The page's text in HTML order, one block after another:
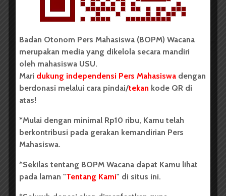
Redaksi 2 menit waktu baca
BERITA KAMPUS
BPDP Sosialisasikan Lomba Riset
Mahasiswa 2026, Dorong Inovasi
Penelitian dalam Sektor
Perkebunan
Redaksi 2 menit waktu baca
Badan Otonom Pers Mahasiswa (BOPM) Wacana
merupakan media yang dikelola secara mandiri
oleh mahasiswa USU.
Mari dukung independensi Pers Mahasiswa dengan
berdonasi melalui cara pindai/tekan kode QR di
atas!
*Mulai dengan minimal Rp10 ribu, Kamu telah
berkontribusi pada gerakan kemandirian Pers
Mahasiswa.
*Sekilas tentang BOPM Wacana dapat Kamu lihat
pada laman "Tentang Kami" di situs ini.